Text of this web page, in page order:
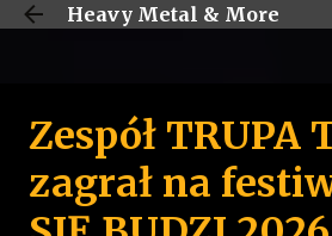
Przejdź do głównej
Heavy Metal & More
Zespół TRUPA
zagrał na